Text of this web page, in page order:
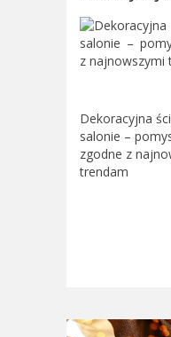
Dekoracyjna
salonie –
zgodne z
trendam